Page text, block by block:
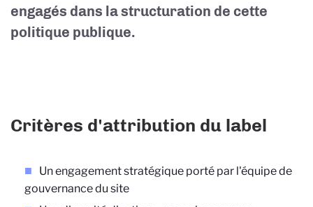
engagés dans la structuration de cette
politique publique.
Critères d'attribution du label
Un engagement stratégique porté par l'équipe de
gouvernance du site